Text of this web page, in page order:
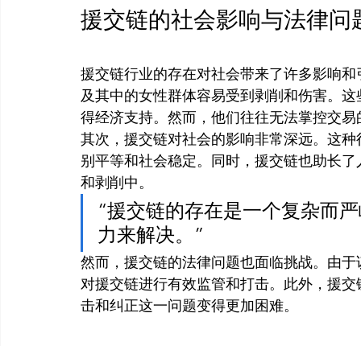
援交链的社会影响与法律问
援交链行业的存在对社会带来了许多影响
及其中的女性群体容易受到剥削和伤害。
得经济支持。然而，他们往往无法掌控交
其次，援交链对社会的影响非常深远。这
别平等和社会稳定。同时，援交链也助长
和剥削中。
“援交链的存在是一个复杂而
力来解决。”
然而，援交链的法律问题也面临挑战。由
对援交链进行有效监管和打击。此外，援
击和纠正这一问题变得更加困难。